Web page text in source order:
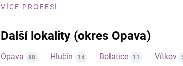
VÍCE PROFESÍ
Další lokality (okres Opava)
Opava 88 Hlučín 14 Bolatice 11 Vítkov